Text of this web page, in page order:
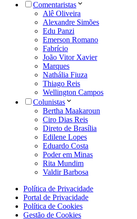
Comentaristas
Alê Oliveira
Alexandre Simões
Edu Panzi
Emerson Romano
Fabrício
João Vitor Xavier
Marques
Nathália Fiuza
Thiago Reis
Wellington Campos
Colunistas
Bertha Maakaroun
Ciro Dias Reis
Direto de Brasília
Edilene Lopes
Eduardo Costa
Poder em Minas
Rita Mundim
Valdir Barbosa
Política de Privacidade
Portal de Privacidade
Política de Cookies
Gestão de Cookies